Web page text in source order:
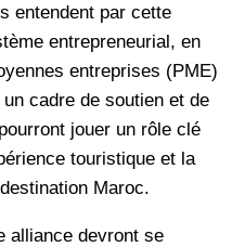
entendent par cette
entrepreneurial, en
entreprises (PME)
cadre de soutien et de
jouer un rôle clé
touristique et la
Maroc.
alliance devront se